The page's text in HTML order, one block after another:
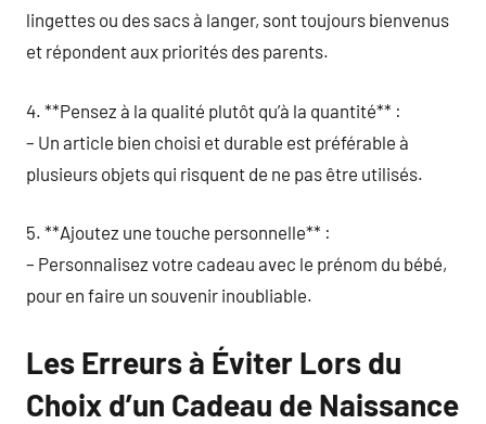
lingettes ou des sacs à langer, sont toujours bienvenus
et répondent aux priorités des parents.
4. **Pensez à la qualité plutôt qu’à la quantité** :
– Un article bien choisi et durable est préférable à
plusieurs objets qui risquent de ne pas être utilisés.
5. **Ajoutez une touche personnelle** :
– Personnalisez votre cadeau avec le prénom du bébé,
pour en faire un souvenir inoubliable.
Les Erreurs à Éviter Lors du
Choix d’un Cadeau de Naissance